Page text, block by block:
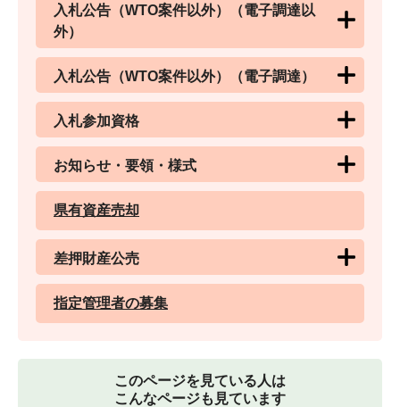
入札公告（WTO案件以外）（電子調達以
外）
入札公告（WTO案件以外）（電子調達）
入札参加資格
お知らせ・要領・様式
県有資産売却
差押財産公売
指定管理者の募集
このページを見ている人は
こんなページも見ています